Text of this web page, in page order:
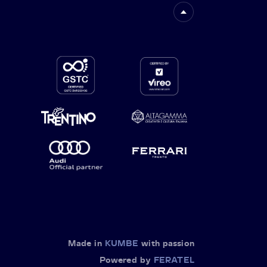
Made in KUMBE with passion
Powered by FERATEL